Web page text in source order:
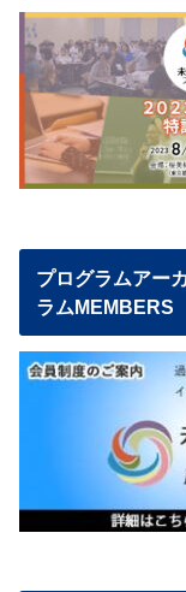
プログラムアー
ラムMEMBERS